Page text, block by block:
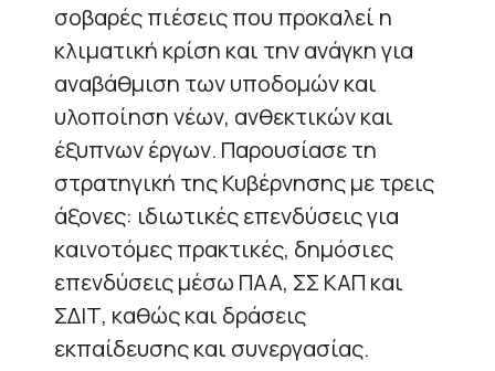
σοβαρές πιέσεις που προκαλεί η
κλιματική κρίση και την ανάγκη για
αναβάθμιση των υποδομών και
υλοποίηση νέων, ανθεκτικών και
έξυπνων έργων. Παρουσίασε τη
στρατηγική της Κυβέρνησης με τρεις
άξονες: ιδιωτικές επενδύσεις για
καινοτόμες πρακτικές, δημόσιες
επενδύσεις μέσω ΠΑΑ, ΣΣ ΚΑΠ και
ΣΔΙΤ, καθώς και δράσεις
εκπαίδευσης και συνεργασίας.